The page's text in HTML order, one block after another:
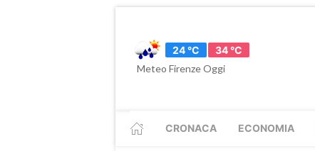
24 °C
34 °C
Meteo Firenze Oggi
CRONACA ECONOMIA